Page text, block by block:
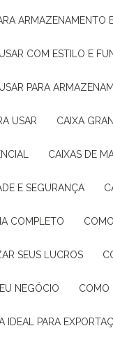
ARMAZENAMENTO
COM ESTILO E
PARA
USAR CAIXA
CAIXAS DE
E SEGURANÇA
COMPLETO
SEUS LUCROS
NEGÓCIO
IDEAL PARA